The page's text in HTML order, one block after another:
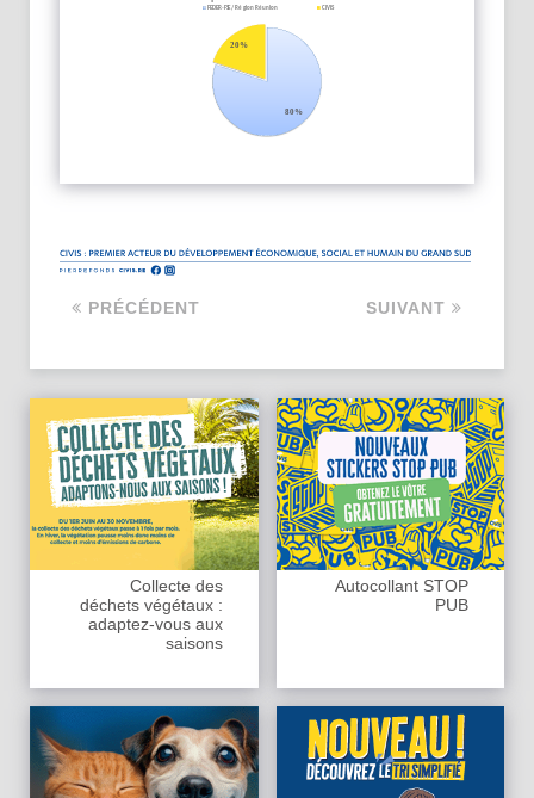
PRÉCÉDENT SUIVANT
Collecte des
déchets végétaux :
adaptez-vous aux
saisons
Autocollant STOP
PUB